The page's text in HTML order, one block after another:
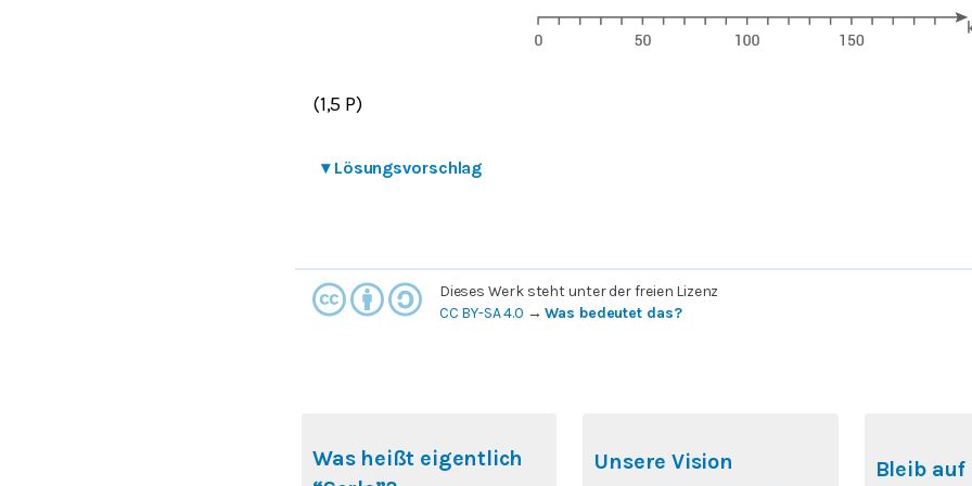
(1,5 P)
▾ Lösungsvorschlag
Dieses Werk steht unter der freien Lizenz
CC BY-SA 4.0 →Was bedeutet das?
Was heißt eigentlich
Unsere Vision
Bleib auf